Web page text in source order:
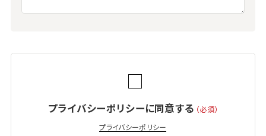
プライバシーポリシーに同意する （必須）
プライバシーポリシー